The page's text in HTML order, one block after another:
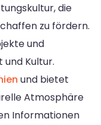
die
zu fördern.
und
Kultur.
und bietet
Atmosphäre
Informationen